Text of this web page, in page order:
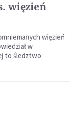
więzień
więzień
w
to śledztwo